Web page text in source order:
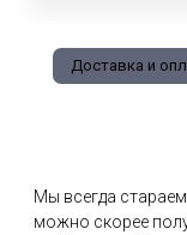
Доставка и
Мы всегда
можно скорее